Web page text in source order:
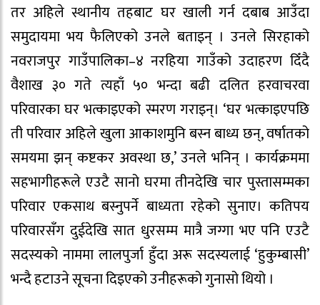
तर अहिले स्थानीय तहबाट घर खाली गर्न दबाब आउँदा
समुदायमा भय फैलिएको उनले बताइन् । उनले सिरहाको
नवराजपुर गाउँपालिका–४ नरहिया गाउँको उदाहरण दिँदै
वैशाख ३० गते त्यहाँ ५० भन्दा बढी दलित हरवाचरवा
परिवारका घर भत्काइएको स्मरण गराइन्। ‘घर भत्काइएपछि
ती परिवार अहिले खुला आकाशमुनि बस्न बाध्य छन्, वर्षातको
समयमा झन् कष्टकर अवस्था छ,’ उनले भनिन् । कार्यक्रममा
सहभागीहरूले एउटै सानो घरमा तीनदेखि चार पुस्तासम्मका
परिवार एकसाथ बस्नुपर्ने बाध्यता रहेको सुनाए। कतिपय
परिवारसँग दुईदेखि सात धुरसम्म मात्रै जग्गा भए पनि एउटै
सदस्यको नाममा लालपुर्जा हुँदा अरू सदस्यलाई ‘हुकुम्बासी’
भन्दै हटाउने सूचना दिइएको उनीहरूको गुनासो थियो ।